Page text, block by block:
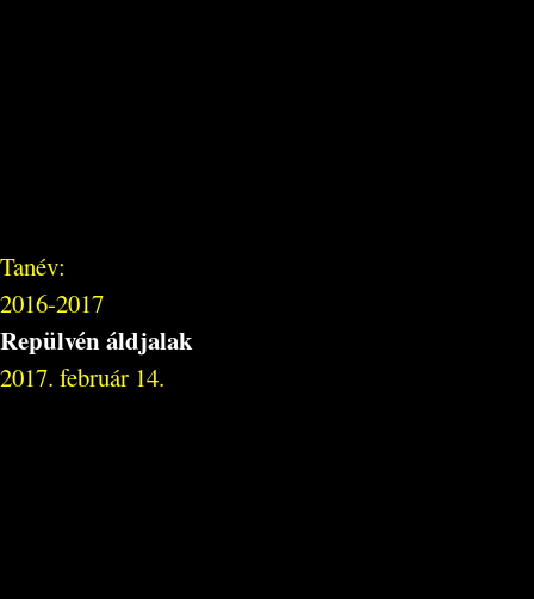
Tanév:
2016-2017
Repülvén áldjalak
2017. február 14.